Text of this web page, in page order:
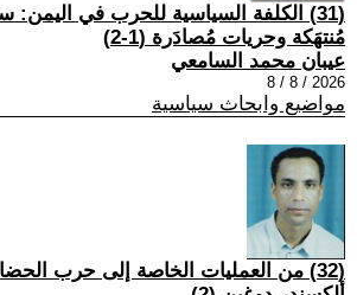
(31) الكلفة السياسية للحرب في اليمن:
مُنتهَكة وحريات مُصادَرة (1-2)
عيبان محمد السامعي
2026 / 8 / 8
مواضيع وابحاث سياسية
(32) من العمليات الخاصة إلى حرب